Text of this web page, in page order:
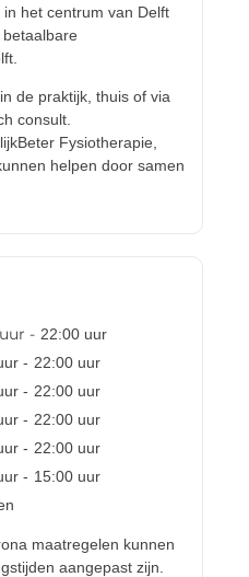
het centrum van Delft
de praktijk, thuis of via
consult.
Fysiotherapie,
helpen door samen
uur - 22:00 uur
- 22:00 uur
- 22:00 uur
- 22:00 uur
- 22:00 uur
- 15:00 uur
maatregelen kunnen
aangepast zijn.